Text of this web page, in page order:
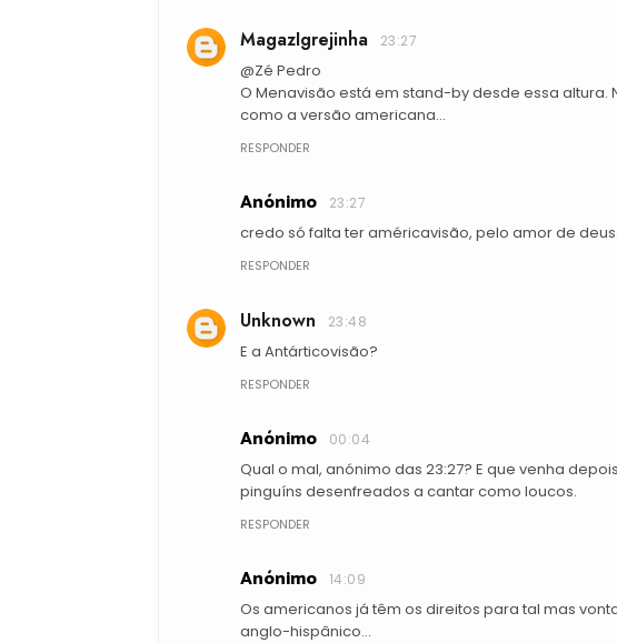
MagazIgrejinha 23:27
@Zé Pedro
O Menavisão está em stand-by desde essa altura.
como a versão americana...
RESPONDER
Anónimo 23:27
credo só falta ter américavisão, pelo amor de
RESPONDER
Unknown 23:48
E a Antárticovisão?
RESPONDER
Anónimo 00:04
Qual o mal, anónimo das 23:27? E que venha
pinguíns desenfreados a cantar como loucos.
RESPONDER
Anónimo 14:09
Os americanos já têm os direitos para tal mas
anglo-hispânico...